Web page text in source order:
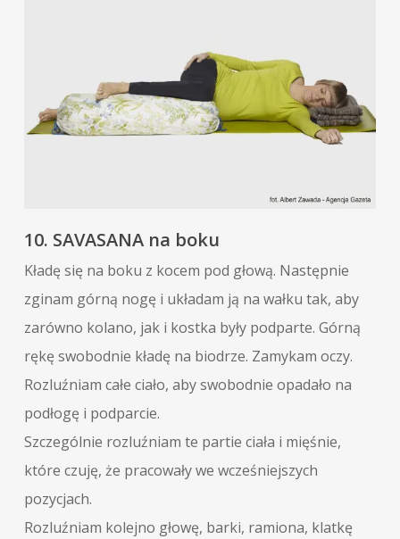
10. SAVASANA na boku
Kładę się na boku z kocem pod głową. Następnie
zginam górną nogę i układam ją na wałku tak, aby
zarówno kolano, jak i kostka były podparte. Górną
rękę swobodnie kładę na biodrze. Zamykam oczy.
Rozluźniam całe ciało, aby swobodnie opadało na
podłogę i podparcie.
Szczególnie rozluźniam te partie ciała i mięśnie,
które czuję, że pracowały we wcześniejszych
pozycjach.
Rozluźniam kolejno głowę, barki, ramiona, klatkę